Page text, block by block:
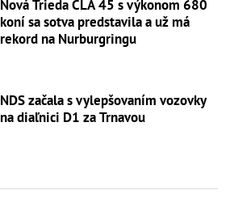
Nová Trieda CLA 45 s výkonom 680
koní sa sotva predstavila a už má
rekord na Nurburgringu
NDS začala s vylepšovaním vozovky
na diaľnici D1 za Trnavou